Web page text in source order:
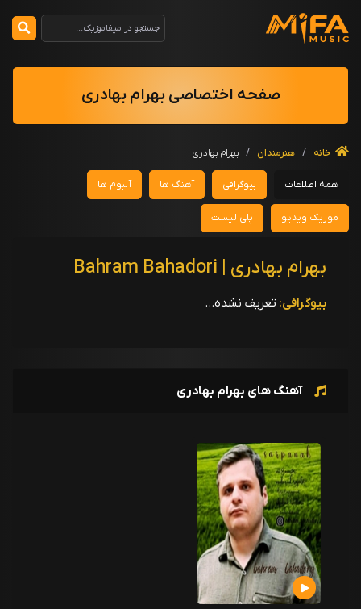
صفحه اختصاصی بهرام بهادری
خانه / هنرمندان / بهرام بهادری
همه اطلاعات بیوگرافی آهنگ ها آلبوم ها
موزیک ویدیو پلی لیست
بهرام بهادری | Bahram Bahadori
بیوگرافی: تعریف نشده...
آهنگ های بهرام بهادری